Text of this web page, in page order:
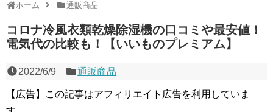
ホーム 通販商品
コロナ冷風衣類乾燥除湿機の口コミや最安値！
電気代の比較も！【いいものプレミアム】
2022/6/9 通販商品
【広告】この記事はアフィリエイト広告を利用していま